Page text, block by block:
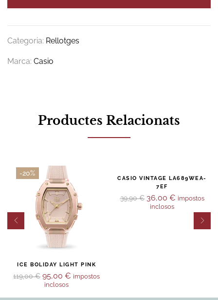
Categoria: Rellotges
Marca: Casio
Productes Relacionats
-20%
ICE BOLIDAY LIGHT PINK
119,00€ 95,00 € impostos
inclosos
CASIO VINTAGE LA689WEA-
7EF
39,90€ 36,00 € impostos
inclosos